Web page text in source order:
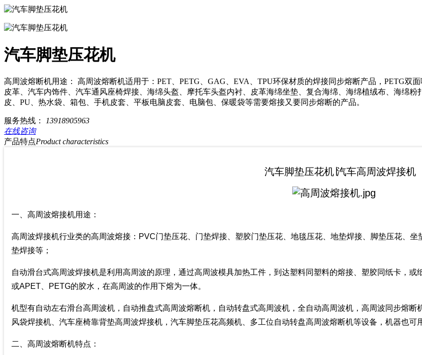
汽车脚垫压花机
高周波熔断机用途： 高周波熔断机适用于：PET、PETG、GAG、EVA、TPU环保材质的焊接同步熔断产品，PETG双
皮革、汽车内饰件、汽车通风座椅焊接、海绵头盔、摩托车头盔内衬、皮革海绵坐垫、复合海绵、海绵植绒布、海绵
皮、PU、热水袋、箱包、手机皮套、平板电脑皮套、电脑包、保暖袋等需要熔接又要同步熔断的产品。
服务热线：
13918905963
在线咨询
产品特点Product characteristics
汽车脚垫压花机∣汽车高周波焊接机
一、高周波熔接机用途：
高周波焊接机行业类的高周波熔接：PVC门垫压花、门垫焊接、塑胶门垫压花、地毯压花、地垫焊接、脚垫压花、
垫焊接等；
自动滑台式高周波焊接机是利用高周波的原理，通过高周波模具加热工件，到达塑料同塑料的熔接、塑胶同纸卡，
或APET、PETG的胶水，在高周波的作用下熔为一体。
机型有自动左右滑台高周波机，自动推盘式高周波熔断机，自动转盘式高周波机，全自动高周波机，高周波同步熔
风袋焊接机、汽车座椅靠背垫高周波焊接机，汽车脚垫压花高频机、多工位自动转盘高周波熔断机等设备，机器也可
二、高周波熔断机特点：